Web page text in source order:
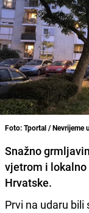
Foto: Tportal / Nevrijeme
Snažno
vjetrom i
Hrvatske.
Prvi na udaru bili